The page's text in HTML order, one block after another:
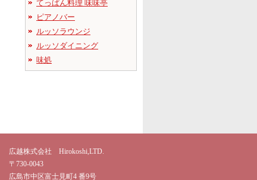
てっぱん料理 味味亭
ピアノバー
ルッソラウンジ
ルッソダイニング
味処
広越株式会社 Hirokoshi,LTD.
〒730-0043
広島市中区富士見町4 番9号